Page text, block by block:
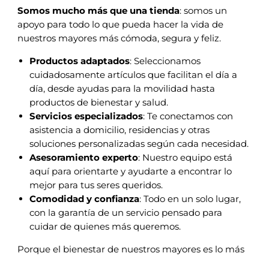
Somos mucho más que una tienda: somos un
apoyo para todo lo que pueda hacer la vida de
nuestros mayores más cómoda, segura y feliz.
Productos adaptados: Seleccionamos
cuidadosamente artículos que facilitan el día a
día, desde ayudas para la movilidad hasta
productos de bienestar y salud.
Servicios especializados: Te conectamos con
asistencia a domicilio, residencias y otras
soluciones personalizadas según cada necesidad.
Asesoramiento experto: Nuestro equipo está
aquí para orientarte y ayudarte a encontrar lo
mejor para tus seres queridos.
Comodidad y confianza: Todo en un solo lugar,
con la garantía de un servicio pensado para
cuidar de quienes más queremos.
Porque el bienestar de nuestros mayores es lo más